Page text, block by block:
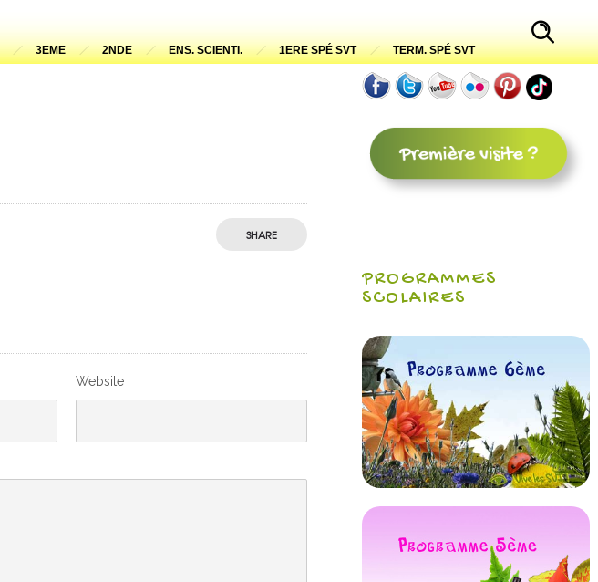
3EME 2NDE ENS. SCIENTI. 1ERE SPÉ SVT TERM. SPÉ SVT
SHARE
Website
PROGRAMMES
SCOLAIRES